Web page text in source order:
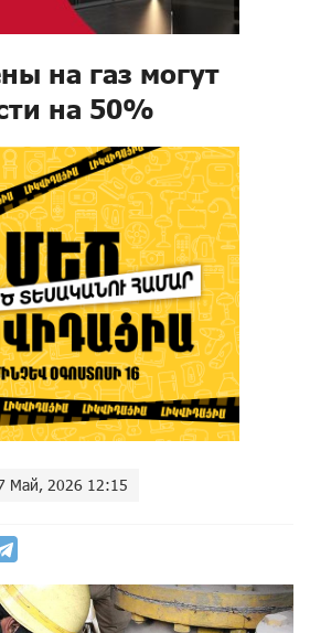
на газ могут
на 50%
Май, 2026 12:15